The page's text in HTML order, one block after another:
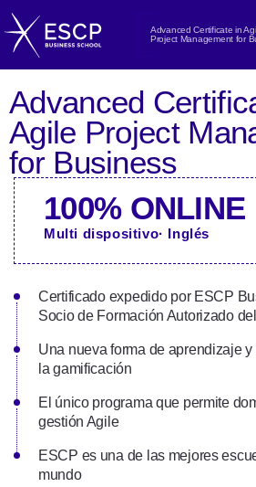
Advanced Certificate in
Project Management for
Advanced
Agile Project
for Business
100% ONLINE
Multi dispositivo· Inglés
Certificado expedido por ESCP
Socio de Formación Autorizado del
Una nueva forma de aprendizaje
la gamificación
El único programa que permite
gestión Agile
ESCP es una de las mejores
mundo